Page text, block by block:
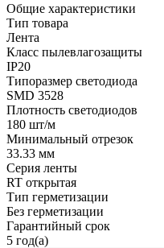
Общие характеристики
Тип товара
Лента
Класс пылевлагозащиты
IP20
Типоразмер светодиода
SMD 3528
Плотность светодиодов
180 шт/м
Минимальный отрезок
33.33 мм
Серия ленты
RT открытая
Тип герметизации
Без герметизации
Гарантийный срок
5 год(а)